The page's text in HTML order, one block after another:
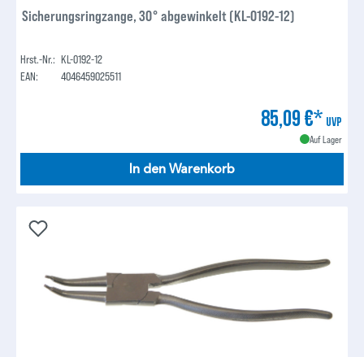
Sicherungsringzange, 30° abgewinkelt (KL-0192-12)
Hrst.-Nr.: KL-0192-12
EAN:
4046459025511
85,09 €* UVP
Auf Lager
In den Warenkorb